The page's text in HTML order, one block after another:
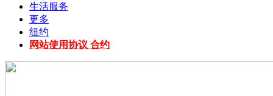
生活服务
更多
纽约
网站使用协议 合约